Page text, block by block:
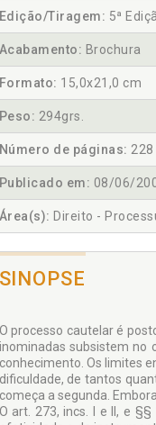
Edição/Tiragem: 5ª
Acabamento: Brochura
Formato: 15,0x21,0 cm
Peso: 294grs.
Número de páginas: 228
Publicado em: 08/06/
Área(s): Direito -
SINOPSE
O processo cautelar é
inominadas subsistem no
conhecimento. Os limites
dificuldade, de tantos
começa a segunda.
O art. 273, incs. I e II, e